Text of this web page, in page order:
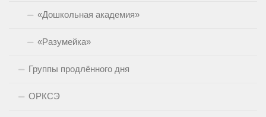
«Дошкольная академия»
«Разумейка»
Группы продлённого дня
ОРКСЭ